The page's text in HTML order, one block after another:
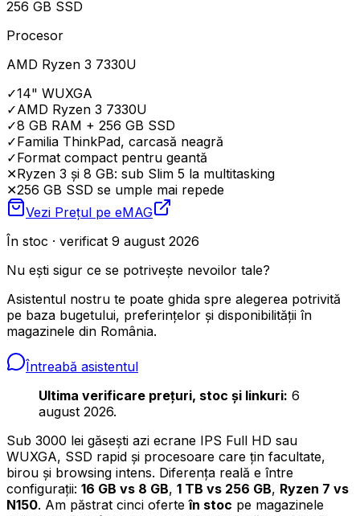
256 GB SSD
Procesor
AMD Ryzen 3 7330U
✓14" WUXGA
✓AMD Ryzen 3 7330U
✓8 GB RAM + 256 GB SSD
✓Familia ThinkPad, carcasă neagră
✓Format compact pentru geantă
✕Ryzen 3 și 8 GB: sub Slim 5 la multitasking
✕256 GB SSD se umple mai repede
Vezi Prețul pe eMAG
În stoc · verificat 9 august 2026
Nu ești sigur ce se potrivește nevoilor tale?
Asistentul nostru te poate ghida spre alegerea potrivită
pe baza bugetului, preferințelor și disponibilității în
magazinele din România.
Întreabă asistentul
Ultima verificare prețuri, stoc și linkuri: 6
august 2026.
Sub 3000 lei găsești azi ecrane IPS Full HD sau
WUXGA, SSD rapid și procesoare care țin facultate,
birou și browsing intens. Diferența reală e între
configurații: 16 GB vs 8 GB, 1 TB vs 256 GB, Ryzen 7 vs
N150. Am păstrat cinci oferteîn stoc pe magazinele